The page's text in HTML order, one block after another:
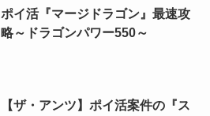
ポイ活『マージドラゴン』最速攻
略～ドラゴンパワー550～
【ザ・アンツ】ポイ活案件の『ス